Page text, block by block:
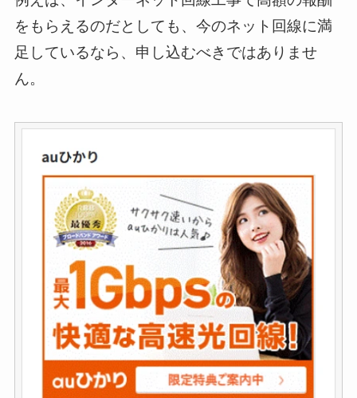
をもらえるのだとしても、今のネット回線に満
足しているなら、申し込むべきではありませ
ん。